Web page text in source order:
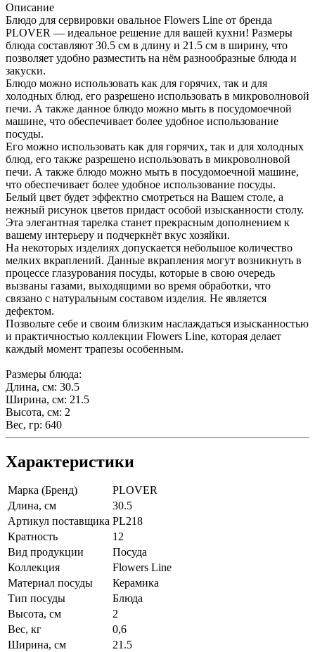
Описание
Блюдо для сервировки овальное Flowers Line от бренда
PLOVER — идеальное решение для вашей кухни! Размеры
блюда составляют 30.5 см в длину и 21.5 см в ширину, что
позволяет удобно разместить на нём разнообразные блюда и
закуски.
Блюдо можно использовать как для горячих, так и для
холодных блюд, его разрешено использовать в микроволновой
печи. А также данное блюдо можно мыть в посудомоечной
машине, что обеспечивает более удобное использование
посуды.
Его можно использовать как для горячих, так и для холодных
блюд, его также разрешено использовать в микроволновой
печи. А также блюдо можно мыть в посудомоечной машине,
что обеспечивает более удобное использование посуды.
Белый цвет будет эффектно смотреться на Вашем столе, а
нежный рисунок цветов придаст особой изысканности столу.
Эта элегантная тарелка станет прекрасным дополнением к
вашему интерьеру и подчеркнёт вкус хозяйки.
На некоторых изделиях допускается небольшое количество
мелких вкраплений. Данные вкрапления могут возникнуть в
процессе глазурования посуды, которые в свою очередь
вызваны газами, выходящими во время обработки, что
связано с натуральным составом изделия. Не является
дефектом.
Позвольте себе и своим близким наслаждаться изысканностью
и практичностью коллекции Flowers Line, которая делает
каждый момент трапезы особенным.
Размеры блюда:
Длина, см: 30.5
Ширина, см: 21.5
Высота, см: 2
Вес, гр: 640
Характеристики
Марка (Бренд)
PLOVER
Длина, см
30.5
Артикул поставщика PL218
Кратность
12
Вид продукции
Посуда
Коллекция
Flowers Line
Материал посуды
Керамика
Тип посуды
Блюда
Высота, см
2
Вес, кг
0,6
Ширина, см
21.5